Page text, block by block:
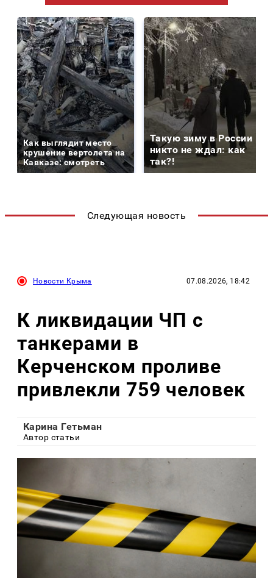
Как выглядит место
крушение вертолета на
Кавказе: смотреть
Такую зиму в России
никто не ждал: как
так?!
Следующая новость
Новости Крыма 07.08.2026, 18:42
К ликвидации ЧП с
танкерами в
Керченском проливе
привлекли 759 человек
Карина Гетьман
Автор статьи